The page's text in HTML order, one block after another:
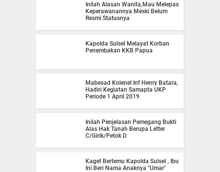
Inilah Alasan Wanita,Mau Melepas
Keperawanannya Meski Belum
Resmi Statusnya
Kapolda Sulsel Melayat Korban
Penembakan KKB Papua
Mabesad Kolenel Inf Henry Batara,
Hadiri Kegiatan Samapta UKP
Periode 1 April 2019
Inilah Penjelasan Pemegang Bukti
Alas Hak Tanah Berupa Letter
C/Girik/Petok D
Kaget Bertemu Kapolda Sulsel , Ibu
Ini Beri Nama Anaknya "Umar"